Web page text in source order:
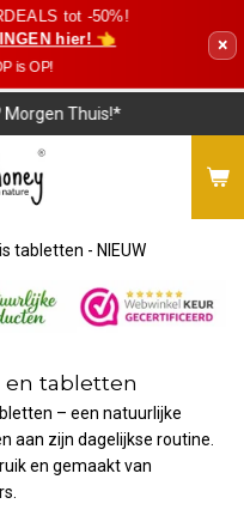
tot -50%!
hier! 👈
is OP!
×
Morgen Thuis!*
tabletten - NIEUW
en tabletten
– een natuurlijke
aan zijn dagelijkse routine.
en gemaakt van